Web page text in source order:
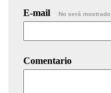
E-mail No será mostrado.
Comentario